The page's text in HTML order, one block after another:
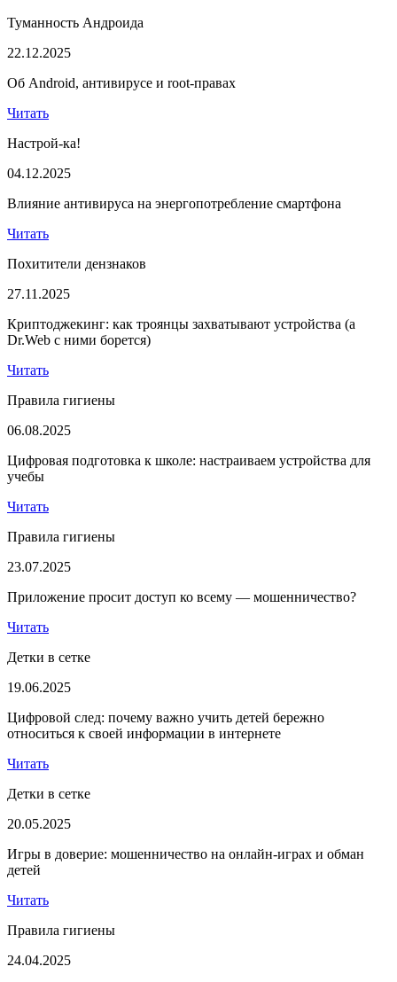
Туманность Андроида
22.12.2025
Об Android, антивирусе и root-правах
Читать
Настрой-ка!
04.12.2025
Влияние антивируса на энергопотребление смартфона
Читать
Похитители дензнаков
27.11.2025
Криптоджекинг: как троянцы захватывают устройства (а
Dr.Web с ними борется)
Читать
Правила гигиены
06.08.2025
Цифровая подготовка к школе: настраиваем устройства для
учебы
Читать
Правила гигиены
23.07.2025
Приложение просит доступ ко всему — мошенничество?
Читать
Детки в сетке
19.06.2025
Цифровой след: почему важно учить детей бережно
относиться к своей информации в интернете
Читать
Детки в сетке
20.05.2025
Игры в доверие: мошенничество на онлайн-играх и обман
детей
Читать
Правила гигиены
24.04.2025